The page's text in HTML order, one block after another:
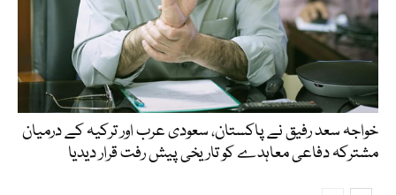
خواجہ سعد رفیق نے پاکستان، سعودی عرب اور ترکیہ کے درمیان
مشترکہ دفاعی معاہدے کو تاریخی پیش رفت قرار دیدیا